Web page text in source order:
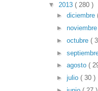
▼ 2013 ( 280 )
► diciembre
► noviembre
► octubre (
►
► agosto (
► julio ( 30 )